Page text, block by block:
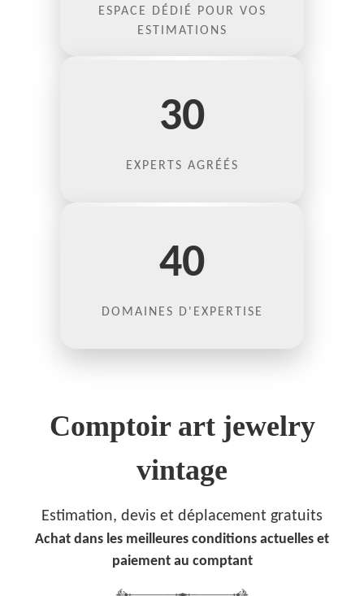
ESPACE DÉDIÉ POUR VOS
ESTIMATIONS
30
EXPERTS AGRÉÉS
40
DOMAINES D'EXPERTISE
Comptoir art jewelry
vintage
Estimation, devis et déplacement gratuits
Achat dans les meilleures conditions actuelles et
paiement au comptant